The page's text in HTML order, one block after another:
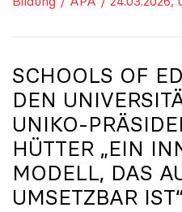
SCHOOLS OF
DEN
UNIKO-
HÜTTER „EIN
MODELL, DAS
UMSETZBAR IST“